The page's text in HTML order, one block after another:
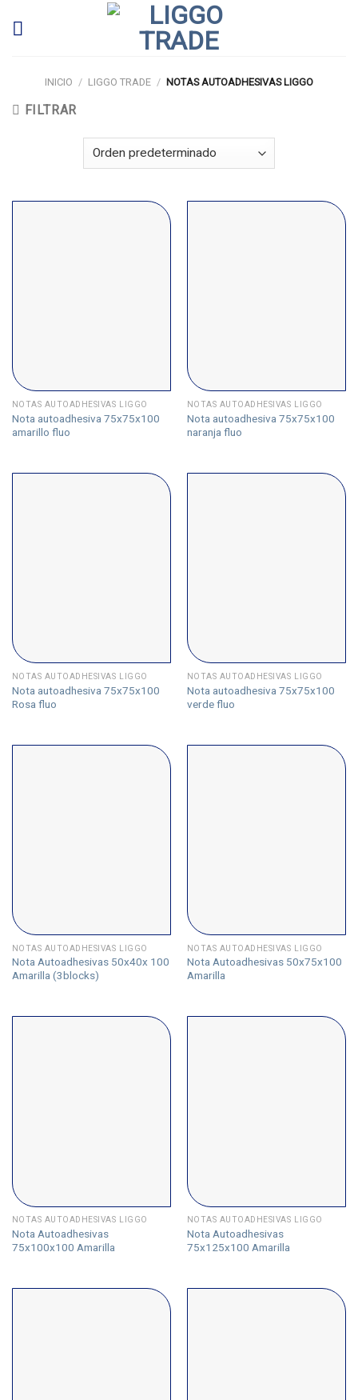
INICIO / LIGGO TRADE / NOTAS AUTOADHESIVAS LIGGO
FILTRAR
NOTAS AUTOADHESIVAS LIGGO
Nota autoadhesiva 75x75x100
amarillo fluo
NOTAS AUTOADHESIVAS LIGGO
Nota autoadhesiva 75x75x100
naranja fluo
NOTAS AUTOADHESIVAS LIGGO
Nota autoadhesiva 75x75x100
Rosa fluo
NOTAS AUTOADHESIVAS LIGGO
Nota autoadhesiva 75x75x100
verde fluo
NOTAS AUTOADHESIVAS LIGGO
Nota Autoadhesivas 50x40x 100
Amarilla (3blocks)
NOTAS AUTOADHESIVAS LIGGO
Nota Autoadhesivas 50x75x100
Amarilla
NOTAS AUTOADHESIVAS LIGGO
Nota Autoadhesivas
75x100x100 Amarilla
NOTAS AUTOADHESIVAS LIGGO
Nota Autoadhesivas
75x125x100 Amarilla